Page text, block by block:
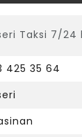
Taksi 7/24
425 35 64